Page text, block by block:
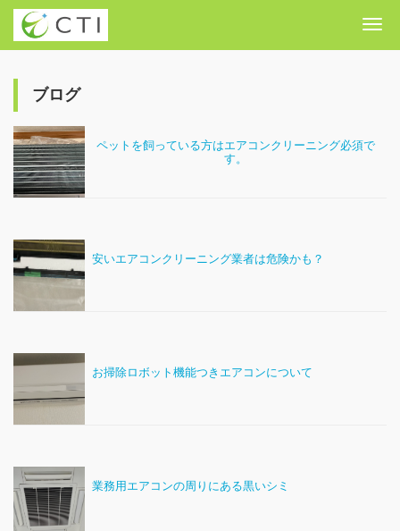
ブログ
ペットを飼っている方はエアコンクリーニング必須で
す。
安いエアコンクリーニング業者は危険かも？
お掃除ロボット機能つきエアコンについて
業務用エアコンの周りにある黒いシミ